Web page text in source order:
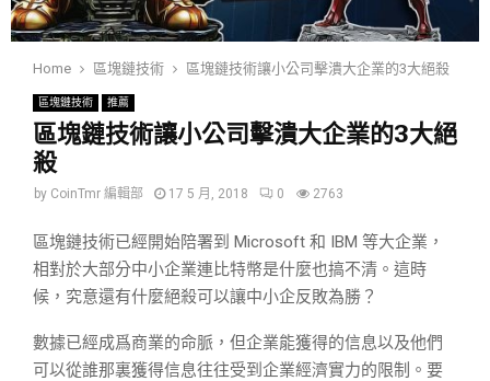
Home 區塊鏈技術 區塊鏈技術讓小公司擊潰大企業的3大絕殺
區塊鏈技術 推薦
區塊鏈技術讓小公司擊潰大企業的3大絕
殺
by CoinTmr 編輯部 17 5 月, 2018 0 2763
區塊鏈技術已經開始陪署到 Microsoft 和 IBM 等大企業，
相對於大部分中小企業連比特幣是什麼也搞不清。這時
候，究意還有什麼絕殺可以讓中小企反敗為勝？
數據已經成爲商業的命脈，但企業能獲得的信息以及他們
可以從誰那裏獲得信息往往受到企業經濟實力的限制。要